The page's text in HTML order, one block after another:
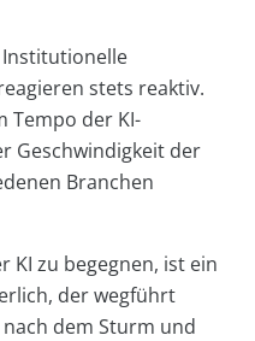
Institutionelle
stets reaktiv.
Tempo der KI-
Geschwindigkeit der
Branchen
KI zu begegnen, ist ein
der wegführt
dem Sturm und